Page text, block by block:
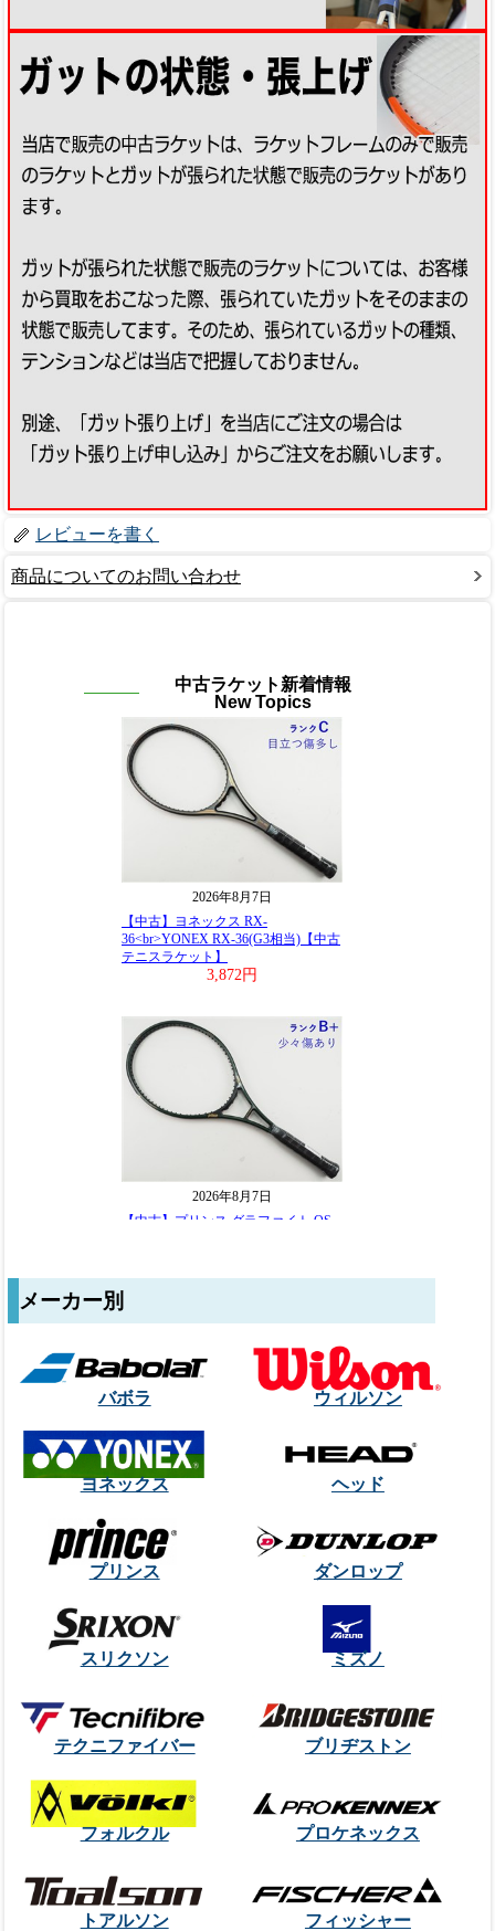
レビューを書く
商品についてのお問い合わせ
中古ラケット新着情報
New Topics
メーカー別
バボラ ウィルソン
ヨネックス ヘッド
プリンス ダンロップ
スリクソン ミズノ
テクニファイバー ブリヂストン
フォルクル プロケネックス
トアルソン フィッシャー